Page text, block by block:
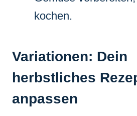
kochen.
Variationen: Dein
herbstliches
anpassen